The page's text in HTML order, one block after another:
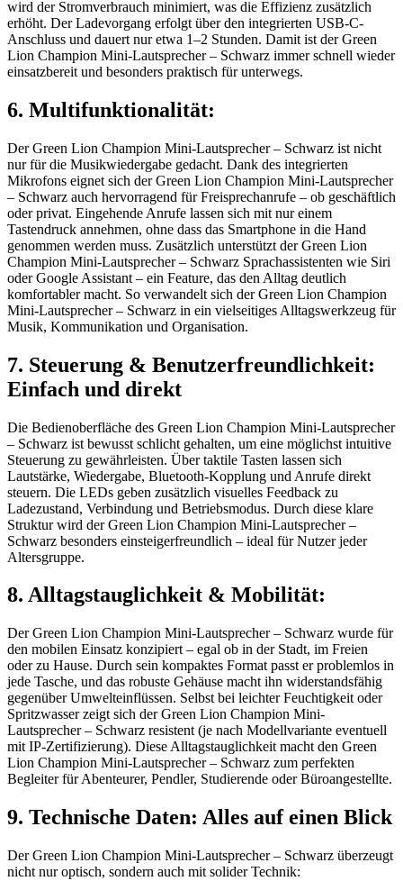
wird der Stromverbrauch minimiert, was die Effizienz zusätzlich
erhöht. Der Ladevorgang erfolgt über den integrierten USB-C-
Anschluss und dauert nur etwa 1–2 Stunden. Damit ist der Green
Lion Champion Mini-Lautsprecher – Schwarz immer schnell wieder
einsatzbereit und besonders praktisch für unterwegs.
6. Multifunktionalität:
Der Green Lion Champion Mini-Lautsprecher – Schwarz ist nicht
nur für die Musikwiedergabe gedacht. Dank des integrierten
Mikrofons eignet sich der Green Lion Champion Mini-Lautsprecher
– Schwarz auch hervorragend für Freisprechanrufe – ob geschäftlich
oder privat. Eingehende Anrufe lassen sich mit nur einem
Tastendruck annehmen, ohne dass das Smartphone in die Hand
genommen werden muss. Zusätzlich unterstützt der Green Lion
Champion Mini-Lautsprecher – Schwarz Sprachassistenten wie Siri
oder Google Assistant – ein Feature, das den Alltag deutlich
komfortabler macht. So verwandelt sich der Green Lion Champion
Mini-Lautsprecher – Schwarz in ein vielseitiges Alltagswerkzeug für
Musik, Kommunikation und Organisation.
7. Steuerung & Benutzerfreundlichkeit:
Einfach und direkt
Die Bedienoberfläche des Green Lion Champion Mini-Lautsprecher
– Schwarz ist bewusst schlicht gehalten, um eine möglichst intuitive
Steuerung zu gewährleisten. Über taktile Tasten lassen sich
Lautstärke, Wiedergabe, Bluetooth-Kopplung und Anrufe direkt
steuern. Die LEDs geben zusätzlich visuelles Feedback zu
Ladezustand, Verbindung und Betriebsmodus. Durch diese klare
Struktur wird der Green Lion Champion Mini-Lautsprecher –
Schwarz besonders einsteigerfreundlich – ideal für Nutzer jeder
Altersgruppe.
8. Alltagstauglichkeit & Mobilität:
Der Green Lion Champion Mini-Lautsprecher – Schwarz wurde für
den mobilen Einsatz konzipiert – egal ob in der Stadt, im Freien
oder zu Hause. Durch sein kompaktes Format passt er problemlos in
jede Tasche, und das robuste Gehäuse macht ihn widerstandsfähig
gegenüber Umwelteinflüssen. Selbst bei leichter Feuchtigkeit oder
Spritzwasser zeigt sich der Green Lion Champion Mini-
Lautsprecher – Schwarz resistent (je nach Modellvariante eventuell
mit IP-Zertifizierung). Diese Alltagstauglichkeit macht den Green
Lion Champion Mini-Lautsprecher – Schwarz zum perfekten
Begleiter für Abenteurer, Pendler, Studierende oder Büroangestellte.
9. Technische Daten: Alles auf einen Blick
Der Green Lion Champion Mini-Lautsprecher – Schwarz überzeugt
nicht nur optisch, sondern auch mit solider Technik: